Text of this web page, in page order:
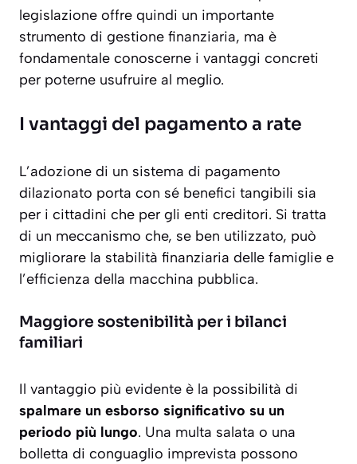
legislazione offre quindi un importante
strumento di gestione finanziaria, ma è
fondamentale conoscerne i vantaggi concreti
per poterne usufruire al meglio.
I vantaggi del pagamento a rate
L’adozione di un sistema di pagamento
dilazionato porta con sé benefici tangibili sia
per i cittadini che per gli enti creditori. Si tratta
di un meccanismo che, se ben utilizzato, può
migliorare la stabilità finanziaria delle famiglie e
l’efficienza della macchina pubblica.
Maggiore sostenibilità per i bilanci
familiari
Il vantaggio più evidente è la possibilità di
spalmare un esborso significativo su un
periodo più lungo. Una multa salata o una
bolletta di conguaglio imprevista possono